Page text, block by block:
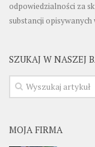
odpowiedzialności za
substancji opisywanych
SZUKAJ W NASZEJ
MOJA FIRMA